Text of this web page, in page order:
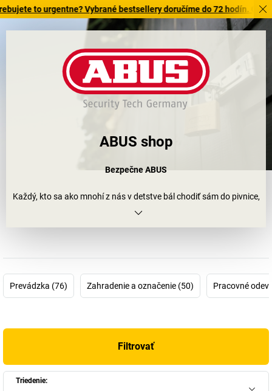
to urgentne? Vybrané bestsellery doručíme do 72 hodín. Objavte
ABUS shop
Bezpečne ABUS
Každý, kto sa ako mnohí z nás v detstve bál chodiť sám do pivnice,
by pravdepodobne rád vyrastal v dome Augusta Bremickera.
Kľúč k úspechu? Vývoj a výroba visacích zámkov. Po takmer 100-
domácnosť, každodenný život, na cestách alebo pre komerčné
zabezpečenia okien a dverí až po kamerové systémy, bezpečnosť
Prevádzka (76) Zahradenie a označenie (50) Pracovné
Filtrovať
Triedenie: